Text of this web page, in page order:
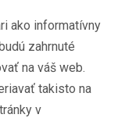
ako informatívny
zahrnuté
na váš web.
takisto na
v